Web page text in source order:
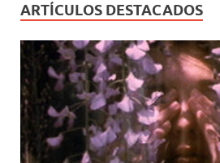
ARTÍCULOS DESTACADOS